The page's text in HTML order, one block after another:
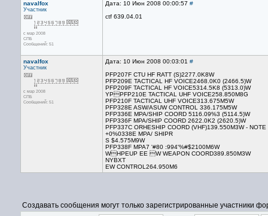
navalfox
Участник
с мар 2008
СПБ
Сообщений: 51
Дата: 10 Июн 2008 00:00:57 #
ctf 639.04.01
navalfox
Участник
с мар 2008
СПБ
Сообщений: 51
Дата: 10 Июн 2008 00:03:01 #
PFP207F CTU HF RATT (S)2277.0K8W
PFP209E TACTICAL HF VOICE2468.0K0 (2466.5)W
PFP209F TACTICAL HF VOICE5314.5K8 (5313.0)W
YPPFP210E TACTICAL UHF VOICE258.850M8G
PFP210F TACTICAL UHF VOICE313.675M5W
PFP328E ASW/ASUW CONTROL 336.175M5W
PFP336E MPA/SHIP COORD 5116.09%3 (5114.5)W
PFP336F MPA/SHIP COORD 2622.0K2 (2620.5)W
PFP337C ORHESHIP COORD (VHF)139.550M3W - NOTE
+0%0338E MPA/ SHIPR
S $4.575M9W
PFP338F MPA7 '#80 :994'%#$2100M6W
WHPEUP EE W WEAPON COORD389.850M3W
NYBXT
EW CONTROL264.950M6
Создавать сообщения могут только зарегистрированные участники